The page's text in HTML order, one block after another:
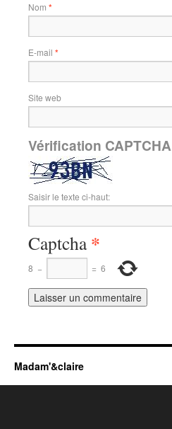
Nom *
E-mail *
Site web
Vérification CAPTCHA
Saisir le texte ci-haut:
Captcha*
8 − = 6
Madam'&claire